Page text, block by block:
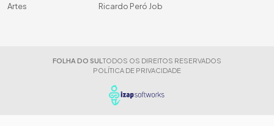
Artes
Ricardo Peró Job
FOLHA DO SUL TODOS OS DIREITOS RESERVADOS
POLÍTICA DE PRIVACIDADE